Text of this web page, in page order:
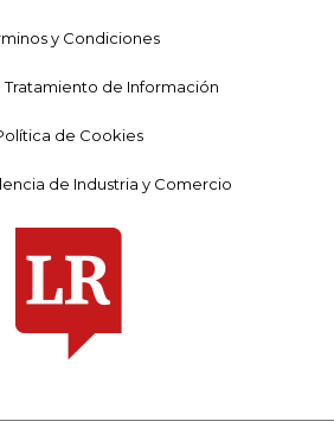
y Condiciones
Tratamiento de Información
de Cookies
de Industria y Comercio